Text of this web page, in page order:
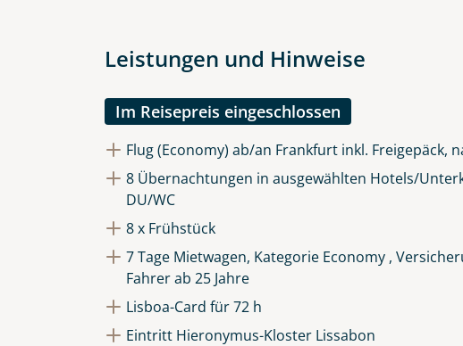
Leistungen und Hinweise
Im Reisepreis eingeschlossen
Flug (Economy) ab/an Frankfurt inkl. Freigepäck,
8 Übernachtungen in ausgewählten Hotels/
DU/WC
8 x Frühstück
7 Tage Mietwagen, Kategorie Economy ,
Fahrer ab 25 Jahre
Lisboa-Card für 72 h
Eintritt Hieronymus-Kloster Lissabon
Datenschutz & Transparenz ist uns sehr
Die Anfrage wird via SSL verschlüsselt
Datenschutzerklärungund